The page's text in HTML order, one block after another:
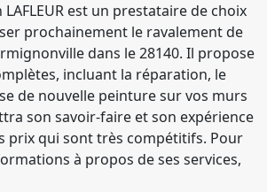
est un prestataire de choix
prochainement le ravalement de
dans le 28140. Il propose
incluant la réparation, le
de nouvelle peinture sur vos murs
son savoir-faire et son expérience
prix qui sont très compétitifs. Pour
à propos de ses services,